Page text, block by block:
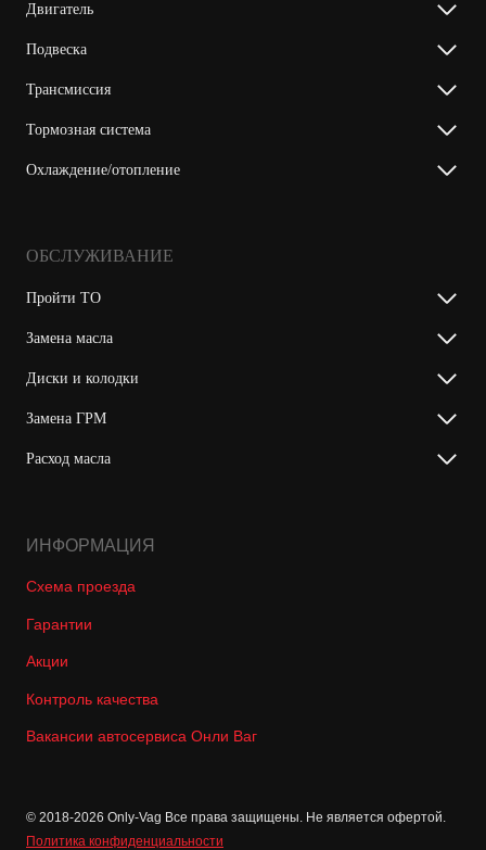
Двигатель
Подвеска
Трансмиссия
Тормозная система
Охлаждение/отопление
ОБСЛУЖИВАНИЕ
Пройти ТО
Замена масла
Диски и колодки
Замена ГРМ
Расход масла
ИНФОРМАЦИЯ
Схема проезда
Гарантии
Акции
Контроль качества
Вакансии автосервиса Онли Ваг
© 2018-2026 Only-Vag Все права защищены. Не является офертой.
Политика конфиденциальности